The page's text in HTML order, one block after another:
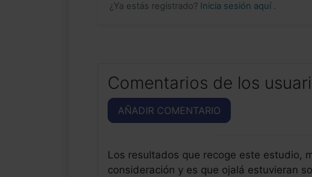
¿Ya estás registrado? Inicia sesión aquí .
Comentarios de los
AÑADIR COMENTARIO
Los resultados que recoge este estudio,
consideración y es que ojalá estuvieran